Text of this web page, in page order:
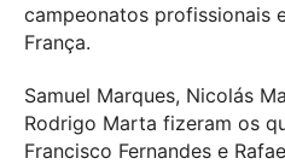
campeonatos profissionais
França.
Samuel Marques, Nicolás
Rodrigo Marta fizeram os
Francisco Fernandes e